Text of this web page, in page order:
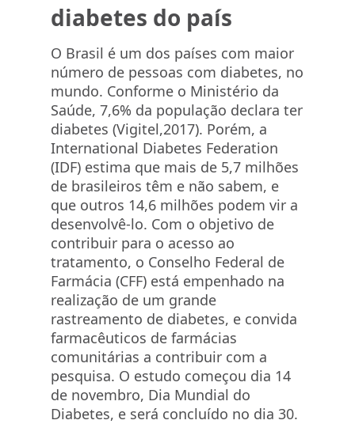
diabetes do país
O Brasil é um dos países com maior
número de pessoas com diabetes, no
mundo. Conforme o Ministério da
Saúde, 7,6% da população declara ter
diabetes (Vigitel,2017). Porém, a
International Diabetes Federation
(IDF) estima que mais de 5,7 milhões
de brasileiros têm e não sabem, e
que outros 14,6 milhões podem vir a
desenvolvê-lo. Com o objetivo de
contribuir para o acesso ao
tratamento, o Conselho Federal de
Farmácia (CFF) está empenhado na
realização de um grande
rastreamento de diabetes, e convida
farmacêuticos de farmácias
comunitárias a contribuir com a
pesquisa. O estudo começou dia 14
de novembro, Dia Mundial do
Diabetes, e será concluído no dia 30.